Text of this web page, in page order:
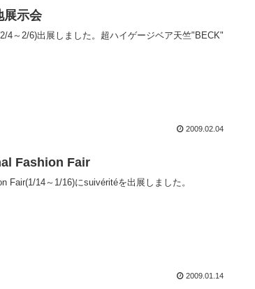
展示会
4～2/6)出展しました。超ハイゲージベア天竺"BECK"
2009.02.04
Fashion Fair
Fair(1/14～1/16)にsuivéritéを出展しました。
2009.01.14